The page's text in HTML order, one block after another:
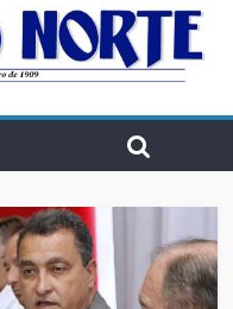
nova rodada de
do Estado
Wilson Cardoso para
e destacam união do